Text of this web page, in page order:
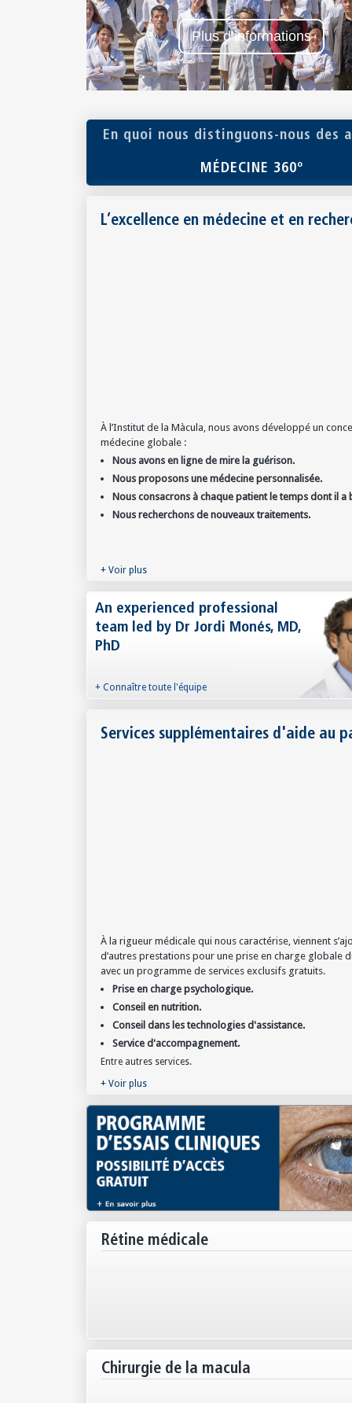
Plus d’informations
En quoi nous distinguons-nous des
MÉDECINE 360º
L’excellence en médecine et en
À l’Institut de la Màcula, nous avons développé un
médecine globale :
Nous avons en ligne de mire la guérison.
Nous proposons une médecine personnalisée.
Nous consacrons à chaque patient le temps dont il a
Nous recherchons de nouveaux traitements.
+ Voir plus
An experienced professional
team led by Dr Jordi Monés, MD,
PhD
+ Connaître toute l'équipe
Rétine médicale
Chirurgie de la macula
Services supplémentaires d'aide au
À la rigueur médicale qui nous caractérise, viennent
d’autres prestations pour une prise en charge globale
avec un programme de services exclusifs gratuits.
Prise en charge psychologique.
Conseil en nutrition.
Conseil dans les technologies d'assistance.
Service d'accompagnement.
Entre autres services.
+ Voir plus